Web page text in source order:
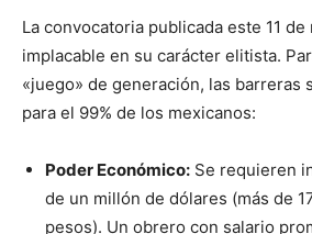
La convocatoria publicada este 11
implacable en su carácter elitista.
«juego» de generación, las barreras
para el 99% de los mexicanos:
Poder Económico: Se requieren
de un millón de dólares (más de
pesos). Un obrero con salario